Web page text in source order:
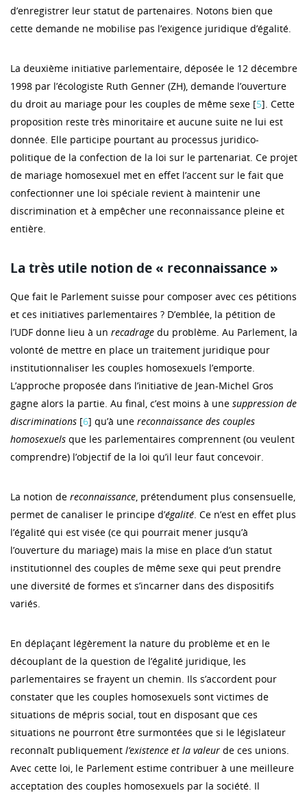
d’enregistrer leur statut de partenaires. Notons bien que
cette demande ne mobilise pas l’exigence juridique d’égalité.
La deuxième initiative parlementaire, déposée le 12 décembre
1998 par l’écologiste Ruth Genner (ZH), demande l’ouverture
du droit au mariage pour les couples de même sexe [5]. Cette
proposition reste très minoritaire et aucune suite ne lui est
donnée. Elle participe pourtant au processus juridico-
politique de la confection de la loi sur le partenariat. Ce projet
de mariage homosexuel met en effet l’accent sur le fait que
confectionner une loi spéciale revient à maintenir une
discrimination et à empêcher une reconnaissance pleine et
entière.
La très utile notion de « reconnaissance »
Que fait le Parlement suisse pour composer avec ces pétitions
et ces initiatives parlementaires ? D’emblée, la pétition de
l’UDF donne lieu à un recadrage du problème. Au Parlement, la
volonté de mettre en place un traitement juridique pour
institutionnaliser les couples homosexuels l’emporte.
L’approche proposée dans l’initiative de Jean-Michel Gros
gagne alors la partie. Au final, c’est moins à une suppression de
discriminations [6] qu’à une reconnaissance des couples
homosexuels que les parlementaires comprennent (ou veulent
comprendre) l’objectif de la loi qu’il leur faut concevoir.
La notion de reconnaissance, prétendument plus consensuelle,
permet de canaliser le principe d’égalité. Ce n’est en effet plus
l’égalité qui est visée (ce qui pourrait mener jusqu’à
l’ouverture du mariage) mais la mise en place d’un statut
institutionnel des couples de même sexe qui peut prendre
une diversité de formes et s’incarner dans des dispositifs
variés.
En déplaçant légèrement la nature du problème et en le
découplant de la question de l’égalité juridique, les
parlementaires se frayent un chemin. Ils s’accordent pour
constater que les couples homosexuels sont victimes de
situations de mépris social, tout en disposant que ces
situations ne pourront être surmontées que si le législateur
reconnaît publiquement l’existence et la valeur de ces unions.
Avec cette loi, le Parlement estime contribuer à une meilleure
acceptation des couples homosexuels par la société. Il